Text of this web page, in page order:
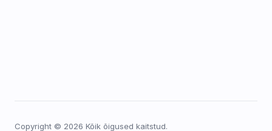
Copyright © 2026 Kõik õigused kaitstud.